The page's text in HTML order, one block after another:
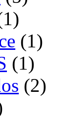
(1)
(1)
(2)